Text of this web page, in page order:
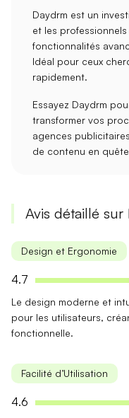
Daydrm est un
et les
fonctionnalités
Idéal pour ceux
rapidement.
Essayez Daydrm
transformer vos
agences publicitaires
de contenu en
Avis détaillé sur
Design et Ergonomie
4.7
Le design moderne et
pour les utilisateurs,
fonctionnelle.
Facilité d’Utilisation
4.6